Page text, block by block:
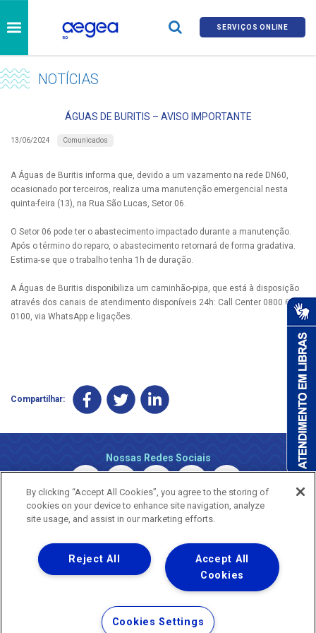
SERVIÇOS ONLINE
NOTÍCIAS
ÁGUAS DE BURITIS – AVISO IMPORTANTE
13/06/2024 Comunicados
A Águas de Buritis informa que, devido a um vazamento na rede DN60,
ocasionado por terceiros, realiza uma manutenção emergencial nesta
quinta-feira (13), na Rua São Lucas, Setor 06.
O Setor 06 pode ter o abastecimento impactado durante a manutenção.
Após o término do reparo, o abastecimento retornará de forma gradativa.
Estima-se que o trabalho tenha 1h de duração.
A Águas de Buritis disponibiliza um caminhão-pipa, que está à disposição
através dos canais de atendimento disponíveis 24h: Call Center 0800 690
0100, via WhatsApp e ligações.
Compartilhar:
Nossas Redes Sociais
Copyright © 2026 - Todos os Direitos Reservados.
Nossa natureza movimenta a vida
Termos Gerais de Uso de Sites e Aplicativos
Política de Privacidade e Proteção de Dados
By clicking “Accept All Cookies”, you agree to the storing of
cookies on your device to enhance site navigation, analyze
site usage, and assist in our marketing efforts.
Accept All
Cookies
Reject All
Cookies Settings